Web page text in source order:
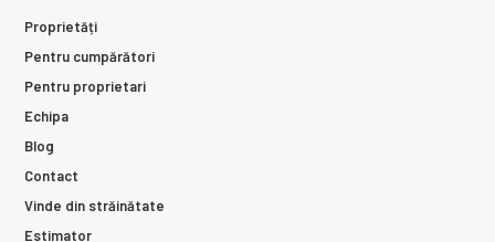
Proprietăți
Pentru cumpărători
Pentru proprietari
Echipa
Blog
Contact
Vinde din străinătate
Estimator